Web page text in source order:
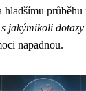
průběhu
jakýmikoli
napadnou.